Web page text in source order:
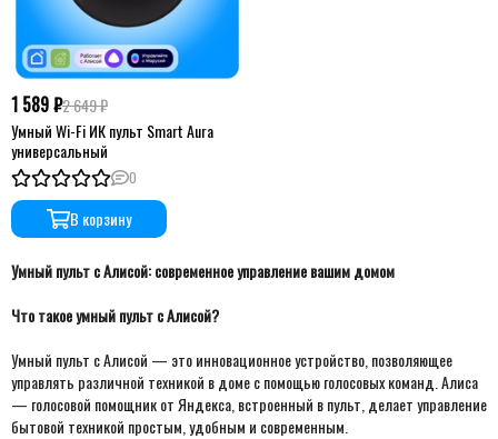
1 589 ₽2 649 ₽
Умный Wi-Fi ИК пульт Smart Aura
универсальный
0
В корзину
Умный пульт с Алисой: современное управление вашим домом
Что такое умный пульт с Алисой?
Умный пульт с Алисой — это инновационное устройство, позволяющее
управлять различной техникой в доме с помощью голосовых команд. Алиса
— голосовой помощник от Яндекса, встроенный в пульт, делает управление
бытовой техникой простым, удобным и современным.